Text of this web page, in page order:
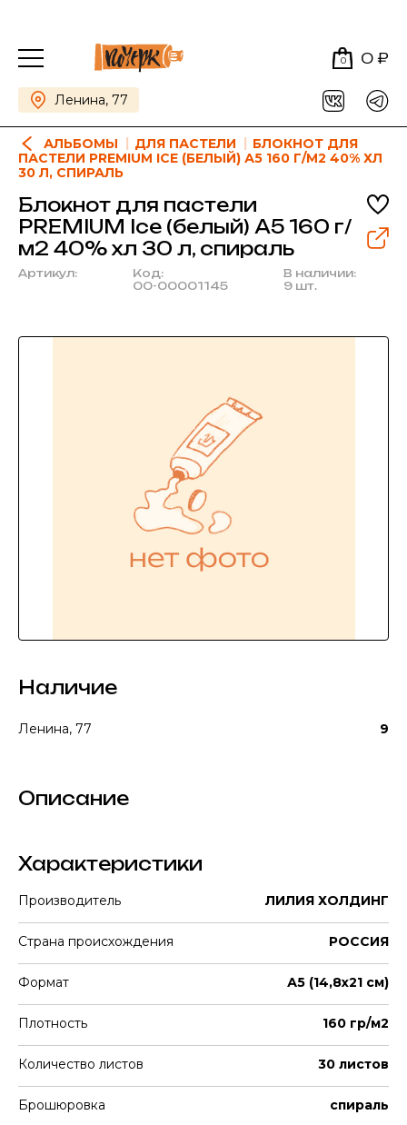
0 0 ₽
Ленина, 77
АЛЬБОМЫ ДЛЯ ПАСТЕЛИ
БЛОКНОТ ДЛЯ
ПАСТЕЛИ PREMIUM ICE (БЕЛЫЙ) А5 160 Г/М2 40% ХЛ
30 Л, СПИРАЛЬ
Блокнот для пастели
PREMIUM Ice (белый) А5 160 г/
м2 40% хл 30 л, спираль
Артикул:
Код:
00-00001145
В наличии:
9 шт.
Наличие
Ленина, 77 9
Описание
Характеристики
Производитель ЛИЛИЯ ХОЛДИНГ
Страна происхождения РОССИЯ
Формат А5 (14,8х21 см)
Плотность 160 гр/м2
Количество листов 30 листов
Брошюровка спираль